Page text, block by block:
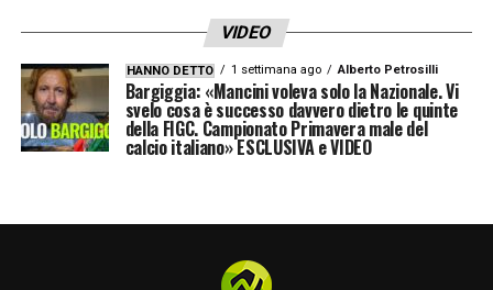
VIDEO
HANNO DETTO 1 settimana ago Alberto Petrosilli
Bargiggia: «Mancini voleva solo la Nazionale. Vi
svelo cosa è successo davvero dietro le quinte
della FIGC. Campionato Primavera male del
calcio italiano» ESCLUSIVA e VIDEO